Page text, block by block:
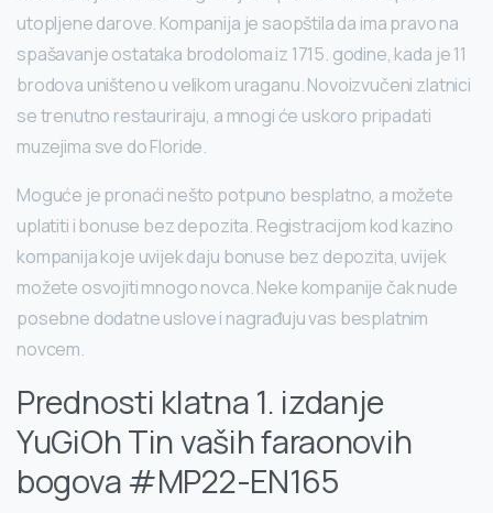
utopljene darove. Kompanija je saopštila da ima pravo na
spašavanje ostataka brodoloma iz 1715. godine, kada je 11
brodova uništeno u velikom uraganu. Novoizvučeni zlatnici
se trenutno restauriraju, a mnogi će uskoro pripadati
muzejima sve do Floride.
Moguće je pronaći nešto potpuno besplatno, a možete
uplatiti i bonuse bez depozita. Registracijom kod kazino
kompanija koje uvijek daju bonuse bez depozita, uvijek
možete osvojiti mnogo novca. Neke kompanije čak nude
posebne dodatne uslove i nagrađuju vas besplatnim
novcem.
Prednosti klatna 1. izdanje
YuGiOh Tin vaših faraonovih
bogova #MP22-EN165